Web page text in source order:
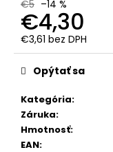
€5 –14 %
€4,30
€3,61 bez DPH
Jednotková
cena:
Kategória:
Záruka:
Hmotnosť:
EAN:
Opýtať sa